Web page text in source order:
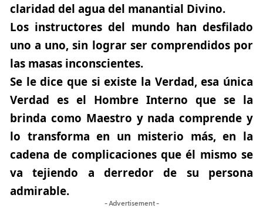
claridad del agua del manantial Divino.
Los instructores del mundo han desfilado
uno a uno, sin lograr ser comprendidos por
las masas inconscientes.
Se le dice que si existe la Verdad, esa única
Verdad es el Hombre Interno que se la
brinda como Maestro y nada comprende y
lo transforma en un misterio más, en la
cadena de complicaciones que él mismo se
va tejiendo a derredor de su persona
admirable.
- Advertisement -